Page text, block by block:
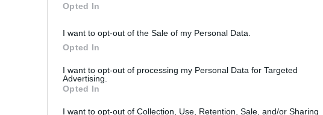
Opted In
I want to opt-out of the Sale of my Personal Data.
Opted In
I want to opt-out of processing my Personal Data for Targeted
Advertising.
Opted In
I want to opt-out of Collection, Use, Retention, Sale, and/or Sharing